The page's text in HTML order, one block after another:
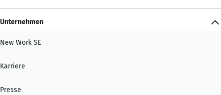
Unternehmen
New Work SE
Karriere
Presse